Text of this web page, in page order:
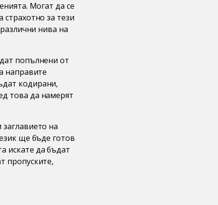
Могат да се
за тези
нива на
попълнени от
направите
кодирани,
това да намерят
на
ще бъде готов
искате да бъдат
пропуските,